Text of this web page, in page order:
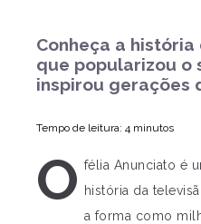
Conheça a
que popularizou o
inspirou gerações
Tempo de leitura: 4 minutos
O félia Anunciato é
história da
a forma como